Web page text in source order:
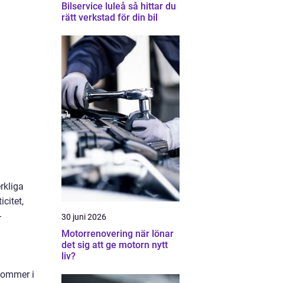
i
Bilservice luleå så hittar du
rätt verkstad för din bil
30 juni 2026
Motorrenovering när lönar
det sig att ge motorn nytt
liv?